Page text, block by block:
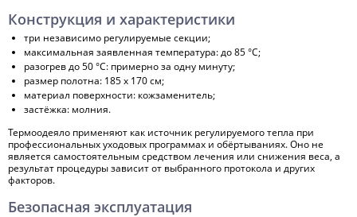
Конструкция и характеристики
три независимо регулируемые секции;
максимальная заявленная температура: до 85 °C;
разогрев до 50 °C: примерно за одну минуту;
размер полотна: 185 x 170 см;
материал поверхности: кожзаменитель;
застёжка: молния.
Термоодеяло применяют как источник регулируемого тепла при
профессиональных уходовых программах и обёртываниях. Оно не
является самостоятельным средством лечения или снижения веса, а
результат процедуры зависит от выбранного протокола и других
факторов.
Безопасная эксплуатация